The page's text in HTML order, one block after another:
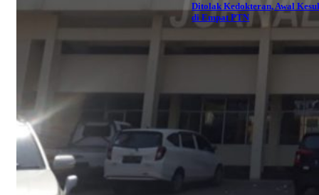
Ditolak Kedokteran, Awal
di Empat PTN